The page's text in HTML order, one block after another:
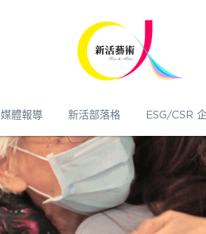
媒體報導 新活部落格 ESG/CSR